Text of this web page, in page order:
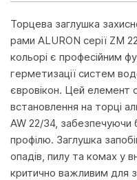
Торцева заглушка
рами ALURON серії ZM
кольорі є професійним
герметизації систем
євровікон. Цей елемент
встановлення на торці
AW 22/34, забезпечуючи
профілю. Заглушка
опадів, пилу та комах у
критично важливим для